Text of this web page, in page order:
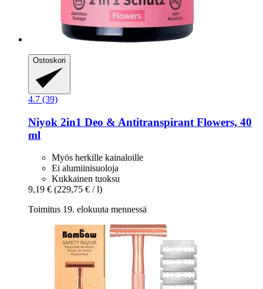
Ostoskori
4.7 (39)
Niyok 2in1 Deo & Antitranspirant Flowers, 40
ml
Myös herkille kainaloille
Ei alumiinisuoloja
Kukkainen tuoksu
9,19 € (229,75 € / l)
Toimitus 19. elokuuta mennessä